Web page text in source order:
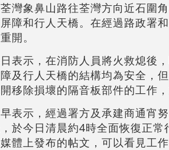
灣象鼻山路往荃灣方向近石圍
障和行人天橋。在經過路政署
開。
表示，在消防人員將火救熄後
及行人天橋的結構均為安全，
移除損壞的隔音板部件的工作
表示，經過署方及承建商通宵
於今日清晨約4時全面恢復正
體上發布的帖文，可以看見工